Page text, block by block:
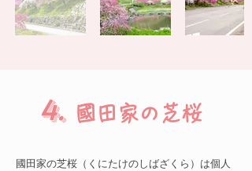
4. ​國田家の芝桜
國田家の芝桜（くにたけのしばざくら）は個人